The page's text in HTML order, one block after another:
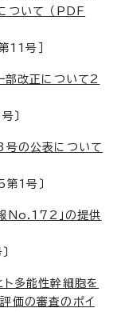
ついて （PDF
号］
部改正について2
〕
号の公表について
1号〕
No.172」の提供
ト多能性幹細胞を
価の審査のポイ